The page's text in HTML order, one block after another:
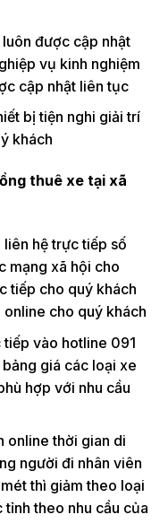
được cập nhật
vụ kinh nghiệm
cập nhật liên tục
bị tiện nghi giải trí
khách
thuê xe tại xã
hệ trực tiếp số
mạng xã hội cho
tiếp cho quý khách
cho quý khách
vào hotline 091
giá các loại xe
hợp với nhu cầu
online thời gian di
người đi nhân viên
thì giảm theo loại
theo nhu cầu của